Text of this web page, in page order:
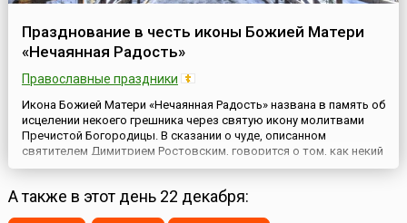
Празднование в честь иконы Божией Матери
«Нечаянная Радость»
Православные праздники
Икона Божией Матери «Нечаянная Радость» названа в память об
исцелении некоего грешника через святую икону молитвами
Пречистой Богородицы. В сказании о чуде, описанном
святителем Димитрием Ростовским, говорится о том, как некий
грешник, проводя жизнь в грехах, имел, однако, обыкновение
архангельское приветствие: «Радуйся, Благодатная!». Матерь ...
А также в этот день 22 декабря: